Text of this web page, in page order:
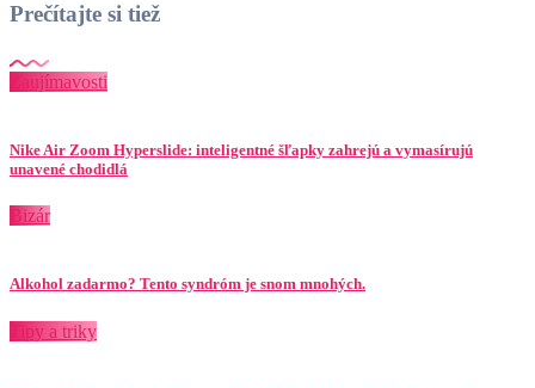
Prečítajte si tiež
Zaujímavosti
Nike Air Zoom Hyperslide: inteligentné šľapky zahrejú a vymasírujú
unavené chodidlá
Bizár
Alkohol zadarmo? Tento syndróm je snom mnohých.
Tipy a triky